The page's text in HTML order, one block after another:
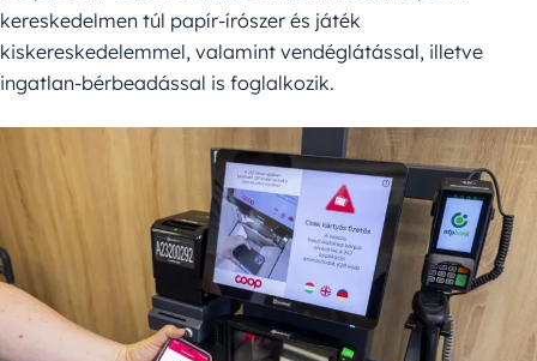
kereskedelmen túl papír-írószer és játék
kiskereskedelemmel, valamint vendéglátással, illetve
ingatlan-bérbeadással is foglalkozik.